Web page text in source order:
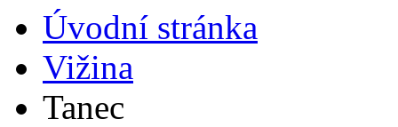
Úvodní stránka
Vižina
Tanec